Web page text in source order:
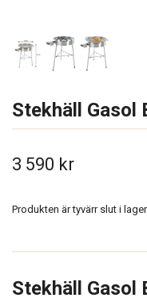
Stekhäll Gasol
3 590 kr
Produkten är tyvärr slut i
Stekhäll Gasol